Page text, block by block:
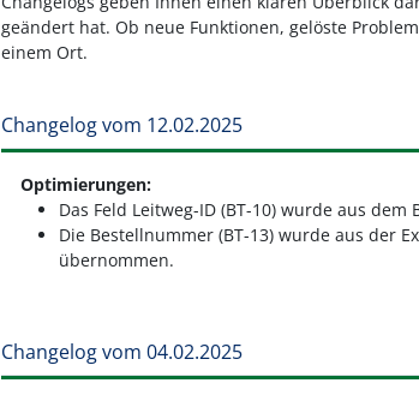
geändert hat. Ob neue Funktionen, gelöste
einem Ort.
Changelog vom 12.02.2025
Optimierungen:
Das Feld Leitweg-ID (BT-10) wurde aus
Die Bestellnummer (BT-13) wurde aus der
übernommen.
Changelog vom 04.02.2025